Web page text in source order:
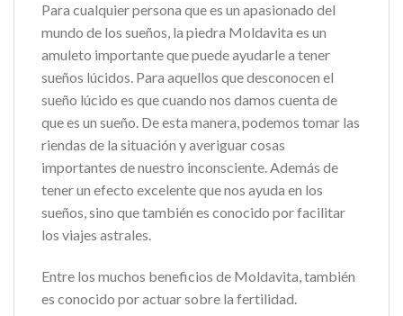
Para cualquier persona que es un apasionado del
mundo de los sueños, la piedra Moldavita es un
amuleto importante que puede ayudarle a tener
sueños lúcidos. Para aquellos que desconocen el
sueño lúcido es que cuando nos damos cuenta de
que es un sueño. De esta manera, podemos tomar las
riendas de la situación y averiguar cosas
importantes de nuestro inconsciente. Además de
tener un efecto excelente que nos ayuda en los
sueños, sino que también es conocido por facilitar
los viajes astrales.
Entre los muchos beneficios de Moldavita, también
es conocido por actuar sobre la fertilidad.